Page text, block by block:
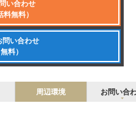
い合わせ
料無料）
問い合わせ
無料）
周辺環境 お問い合